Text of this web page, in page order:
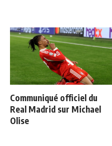
Communiqué officiel du
Real Madrid sur Michael
Olise